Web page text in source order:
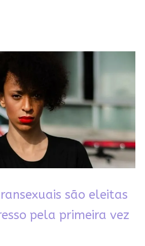
são eleitas
pela primeira vez